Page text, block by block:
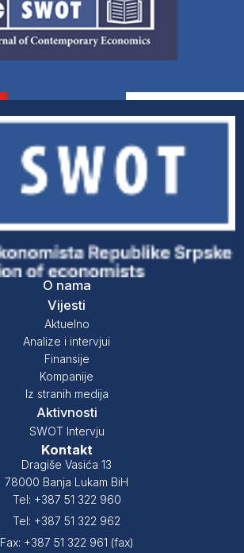
O nama
Vijesti
Aktuelno
Analize i intervjui
Finansije
Kompanije
Iz stranih medija
Aktivnosti
SWOT Intervju
Kontakt
Dragiše Vasića 13
78000 Banja Lukam BiH
Tel: +387 51 322 960
Tel: +387 51 322 962
Fax: +387 51 322 961 (fax)